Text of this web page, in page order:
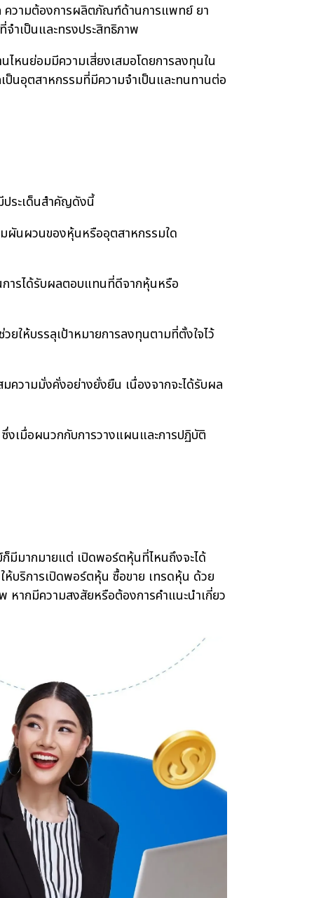
ความต้องการผลิตภัณฑ์ด้านการแพทย์ ยา
ำเป็นและทรงประสิทธิภาพ
นย่อมมีความเสี่ยงเสมอโดยการลงทุนใน
ป็นอุตสาหกรรมที่มีความจำเป็นและทนทานต่อ
ระเด็นสำคัญดังนี้
ผันผวนของหุ้นหรืออุตสาหกรรมใด
การได้รับผลตอบแทนที่ดีจากหุ้นหรือ
ยให้บรรลุเป้าหมายการลงทุนตามที่ตั้งใจไว้
ความมั่งคั่งอย่างยั่งยืน เนื่องจากจะได้รับผล
มื่อผนวกกับการวางแผนและการปฏิบัติ
มากมายแต่ เปิดพอร์ตหุ้นที่ไหนถึงจะได้
บริการเปิดพอร์ตหุ้น ซื้อขาย เทรดหุ้น ด้วย
ากมีความสงสัยหรือต้องการคำแนะนำเกี่ยว